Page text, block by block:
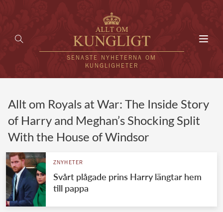
SENASTE NYHETERNA OM
KUNGLIGHETER
KUNGAFAMILJEN
UTLÄNDSKT
VÄRLDENS KUNGAHUS
Allt om Royals at War: The Inside Story
of Harry and Meghan’s Shocking Split
With the House of Windsor
ZNYHETER
Svårt plågade prins Harry längtar hem
till pappa